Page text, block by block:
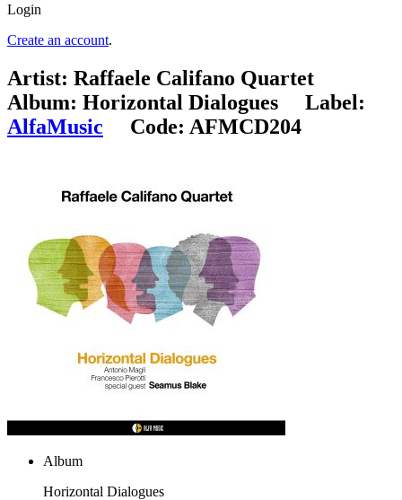
Login
Create an account.
Artist: Raffaele Califano Quartet
Album: Horizontal Dialogues Label:
AlfaMusic Code: AFMCD204
Album
Horizontal Dialogues